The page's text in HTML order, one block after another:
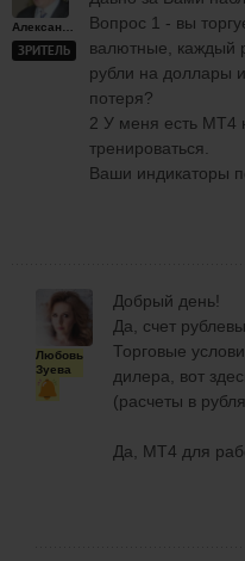
Александр
ЗРИТЕЛЬ
Вопрос 1 - вы
валютные, каждый
рубли на доллары
потеря?
2 У меня есть МТ4
тренироваться.
Ваши индикаторы
Любовь
Зуева
Добрый день!
Да, счет
Торговые
дилера, вот
(расчеты в
Да, МТ4 для